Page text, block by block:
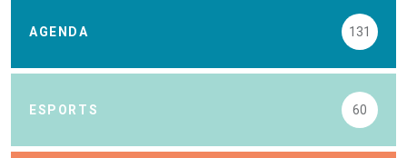
AGENDA 131
ESPORTS 60